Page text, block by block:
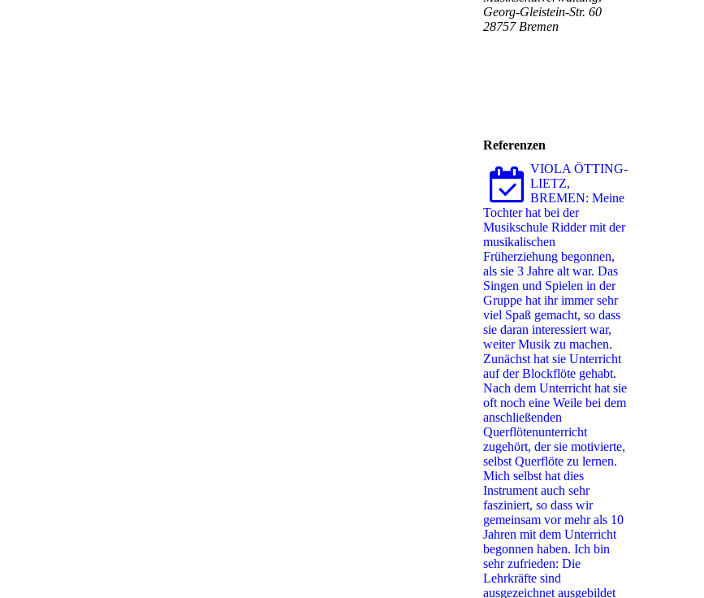
Georg-Gleistein-Str. 60
28757 Bremen
Referenzen
VIOLA ÖTTING-
LIETZ,
BREMEN: Meine
Tochter hat bei der
Musikschule Ridder mit der
musikalischen
Früherziehung begonnen,
als sie 3 Jahre alt war. Das
Singen und Spielen in der
Gruppe hat ihr immer sehr
viel Spaß gemacht, so dass
sie daran interessiert war,
weiter Musik zu machen.
Zunächst hat sie Unterricht
auf der Blockflöte gehabt.
Nach dem Unterricht hat sie
oft noch eine Weile bei dem
anschließenden
Querflötenunterricht
zugehört, der sie motivierte,
selbst Querflöte zu lernen.
Mich selbst hat dies
Instrument auch sehr
fasziniert, so dass wir
gemeinsam vor mehr als 10
Jahren mit dem Unterricht
begonnen haben. Ich bin
sehr zufrieden: Die
Lehrkräfte sind
ausgezeichnet ausgebildet